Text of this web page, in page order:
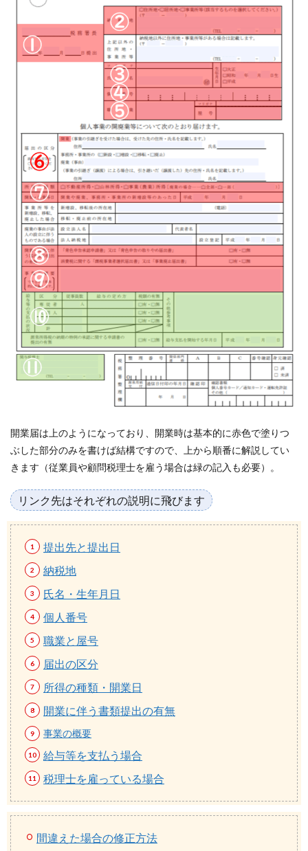
開業届は上のようになっており、開業時は基本的に赤色で塗りつ
ぶした部分のみを書けば結構ですので、上から順番に解説してい
きます（従業員や顧問税理士を雇う場合は緑の記入も必要）。
リンク先はそれぞれの説明に飛びます
提出先と提出日
納税地
氏名・生年月日
個人番号
職業と屋号
届出の区分
所得の種類・開業日
開業に伴う書類提出の有無
事業の概要
給与等を支払う場合
税理士を雇っている場合
間違えた場合の修正方法